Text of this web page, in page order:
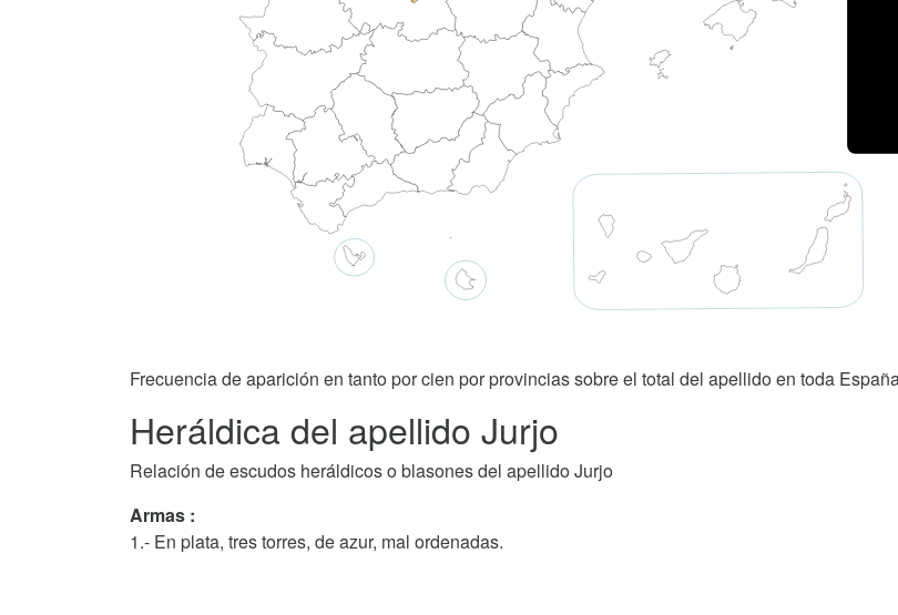
Frecuencia de aparición en tanto por cien por provincias sobre el total del apellido en toda
Heráldica del apellido Jurjo
Relación de escudos heráldicos o blasones del apellido Jurjo
Armas :
1.- En plata, tres torres, de azur, mal ordenadas.